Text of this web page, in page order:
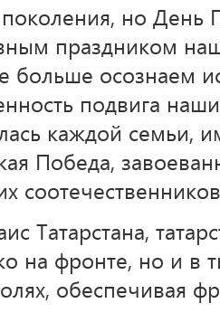
но День
праздником
больше осознаем
подвига
каждой семьи,
Победа,
Татарстана,
на фронте, но и в
обеспечивая